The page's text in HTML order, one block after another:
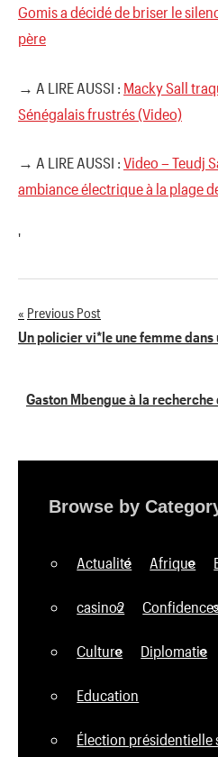
Gomis a décidé de briser le
père
→ A LIRE AUSSI : Macky Sall
Sénégalais frustrés (Video)
→ A LIRE AUSSI : Video – Teudj
ambiance électrique à la plage
'
Navigation
l’article
Previous Post
Un policier vi*le une femme
Gaston Mbengue à la
Browse by
Actualité Afrique
casino2
Culture Diplomatie
Education
Élection présidentielle